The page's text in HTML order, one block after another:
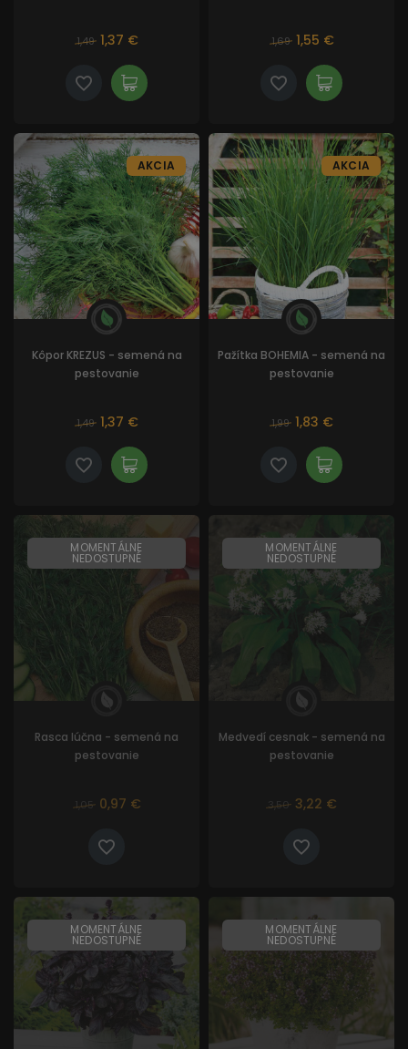
1,49 1,37 € 1,69 1,55 €
Kôpor KREZUS - semená na
pestovanie
1,49 1,37 €
AKCIA
Pažítka BOHEMIA - semená na
pestovanie
1,99 1,83 €
AKCIA
MOMENTÁLNE
NEDOSTUPNÉ
Rasca lúčna - semená na
pestovanie
1,05 0,97 €
MOMENTÁLNE
NEDOSTUPNÉ
Medvedí cesnak - semená na
pestovanie
3,50 3,22 €
MOMENTÁLNE
NEDOSTUPNÉ
MOMENTÁLNE
NEDOSTUPNÉ